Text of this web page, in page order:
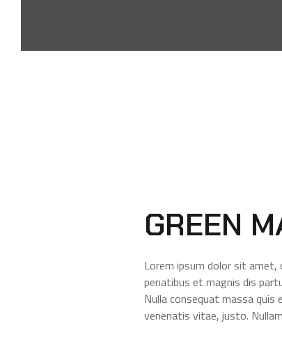
GREEN
Lorem ipsum dolor sit amet,
penatibus et magnis dis
Nulla consequat massa
venenatis vitae, justo.